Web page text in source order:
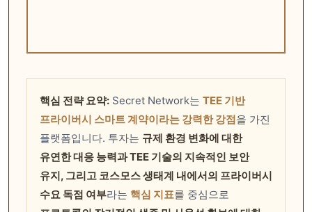
핵심 전략 요약: Secret Network는 TEE 기반
프라이버시 스마트 계약이라는 강력한 강점을 가진
플랫폼입니다. 투자는 규제 환경 변화에 대한
유연한 대응 능력과 TEE 기술의 지속적인 보안
유지, 그리고 코스모스 생태계 내에서의 프라이버시
수요 독점 여부라는 핵심 지표를 중심으로